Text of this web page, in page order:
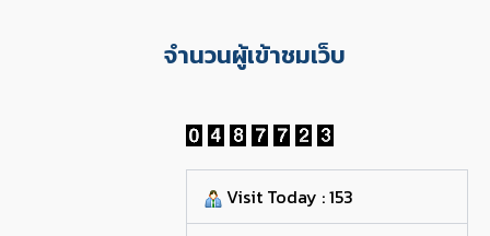
จำนวนผู้เข้าชมเว็บ
Visit Today : 153